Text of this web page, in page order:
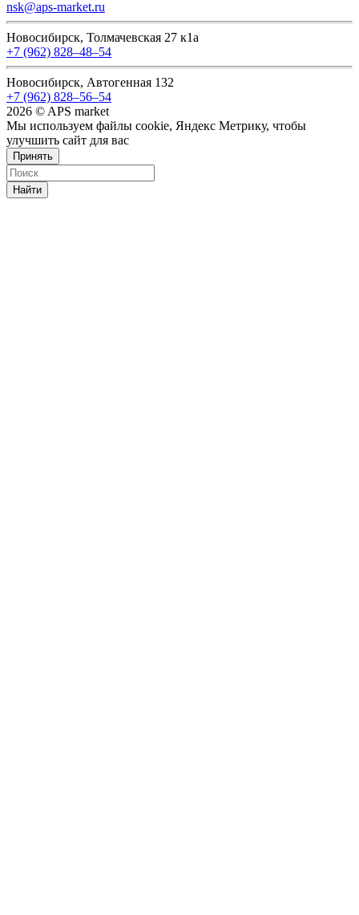
nsk@aps-market.ru
Новосибирск, Толмачевская 27 к1а
+7 (962) 828‒48‒54
Новосибирск, Автогенная 132
+7 (962) 828‒56‒54
2026 © APS market
Мы используем файлы cookie, Яндекс Метрику, чтобы
улучшить сайт для вас
Принять
Найти